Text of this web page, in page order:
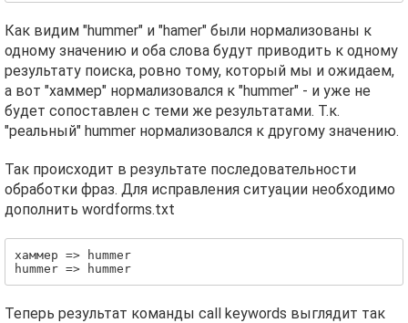
Как видим "hummer" и "hamer" были нормализованы к
одному значению и оба слова будут приводить к одному
результату поиска, ровно тому, который мы и ожидаем,
а вот "хаммер" нормализовался к "hummer" - и уже не
будет сопоставлен с теми же результатами. Т.к.
"реальный" hummer нормализовался к другому значению.
Так происходит в результате последовательности
обработки фраз. Для исправления ситуации необходимо
дополнить wordforms.txt
хаммер => hummer
hummer => hummer
Теперь результат команды call keywords выглядит так